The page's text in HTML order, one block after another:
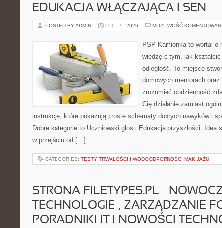
EDUKACJA WŁĄCZAJĄCA I SEN
POSTED BY ADMIN LUT - 7 - 2026 MOŻLIWOŚĆ
PSP Kamionka to wortal o
wiedzę o tym, jak
odległość. To miejsce
domowych mentorach
zrozumieć codzienność
Cię działanie zamiast
instrukcje, które pokazują proste schematy dobrych nawyków i
Dobre kategorie to Uczniowski głos i Edukacja przyszłości. Idea
w przejściu od […]
CATEGORIES: TESTY TRWAŁOŚCI I WODOODPORNOŚCI MAKIJAŻU
STRONA FILETYPES.PL –
TECHNOLOGIE , ZARZĄDZANIE
PORADNIKI IT I NOWOŚCI